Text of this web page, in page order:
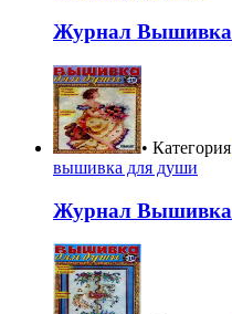
Журнал Вышивка
•
вышивка для души
Журнал Вышивка